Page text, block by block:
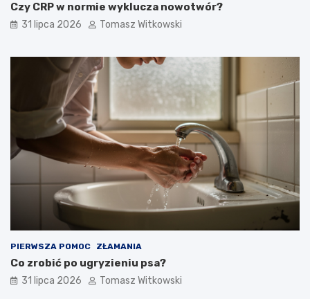
Czy CRP w normie wyklucza nowotwór?
31 lipca 2026 Tomasz Witkowski
PIERWSZA POMOC ZŁAMANIA
Co zrobić po ugryzieniu psa?
31 lipca 2026 Tomasz Witkowski